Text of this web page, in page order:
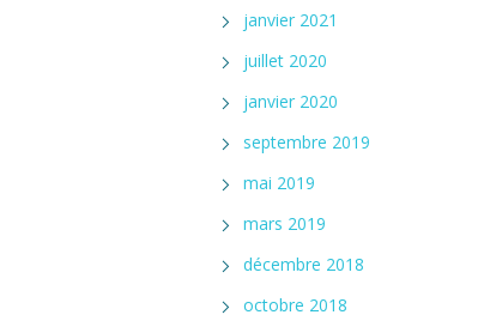
janvier 2021
juillet 2020
janvier 2020
septembre 2019
mai 2019
mars 2019
décembre 2018
octobre 2018